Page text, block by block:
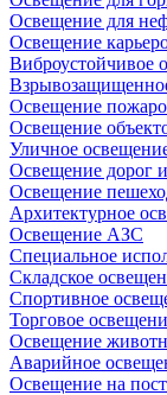
Освещение для
Освещение
Виброустойчивое
Освещение
Освещение
Уличное
Освещение дорог
Освещение
Архитектурное
Освещение АЗС
Специальное
Складское
Спортивное
Торговое
Освещение
Аварийное
Освещение на